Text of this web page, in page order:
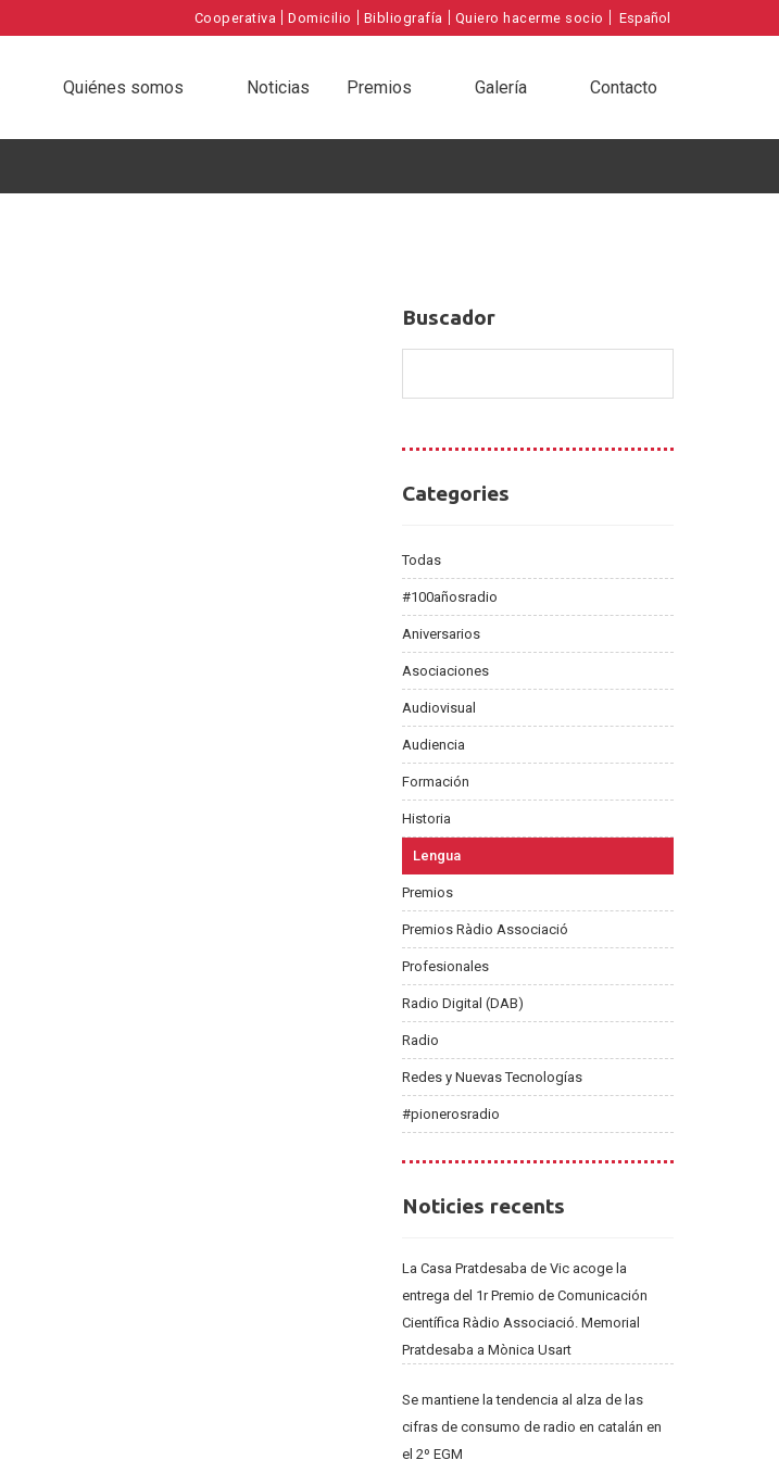
Cooperativa |Domicilio | Bibliografía | Quiero hacerme socio | Español
Quiénes somos Noticias Premios Galería Contacto
Buscador
Buscador
Categories
Categories
Todas
#100añosradio
Aniversarios
Asociaciones
Audiovisual
Audiencia
Formación
Historia
Lengua
Premios
Premios Ràdio Associació
Profesionales
Radio Digital (DAB)
Radio
Redes y Nuevas Tecnologías
#pionerosradio
Noticies
Noticies recents
La Casa Pratdesaba de Vic acoge la
entrega del 1r Premio de Comunicación
Científica Ràdio Associació. Memorial
Pratdesaba a Mònica Usart
Se mantiene la tendencia al alza de las
cifras de consumo de radio en catalán en
el 2º EGM